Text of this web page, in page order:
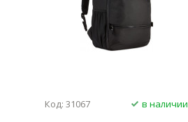
Код: 31067
в наличии